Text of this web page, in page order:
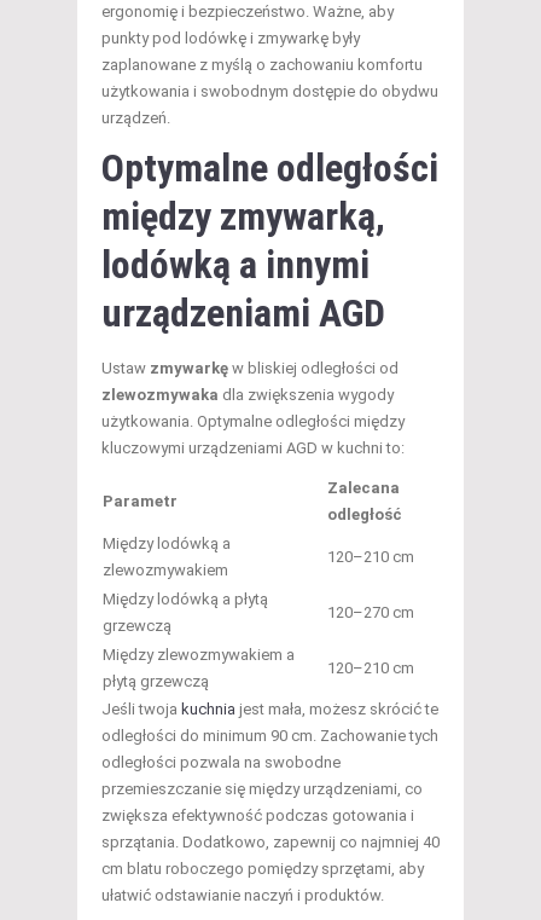
ergonomię i bezpieczeństwo. Ważne, aby
punkty pod lodówkę i zmywarkę były
zaplanowane z myślą o zachowaniu komfortu
użytkowania i swobodnym dostępie do obydwu
urządzeń.
Optymalne odległości
między zmywarką,
lodówką a innymi
urządzeniami AGD
Ustaw zmywarkę w bliskiej odległości od
zlewozmywaka dla zwiększenia wygody
użytkowania. Optymalne odległości między
kluczowymi urządzeniami AGD w kuchni to:
Parametr
Zalecana
odległość
Między lodówką a
zlewozmywakiem
120–210 cm
Między lodówką a płytą
grzewczą
120–270 cm
Między zlewozmywakiem a
płytą grzewczą
120–210 cm
Jeśli twoja kuchnia jest mała, możesz skrócić te
odległości do minimum 90 cm. Zachowanie tych
odległości pozwala na swobodne
przemieszczanie się między urządzeniami, co
zwiększa efektywność podczas gotowania i
sprzątania. Dodatkowo, zapewnij co najmniej 40
cm blatu roboczego pomiędzy sprzętami, aby
ułatwić odstawianie naczyń i produktów.